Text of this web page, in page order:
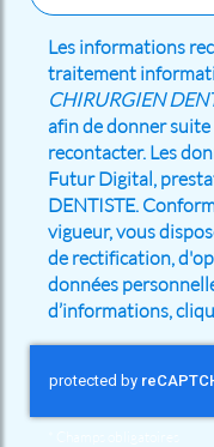
Les informations
traitement
CHIRURGIEN
afin de donner
recontacter. Les
Futur Digital,
DENTISTE.
vigueur, vous
de rectification,
données
d’informations,